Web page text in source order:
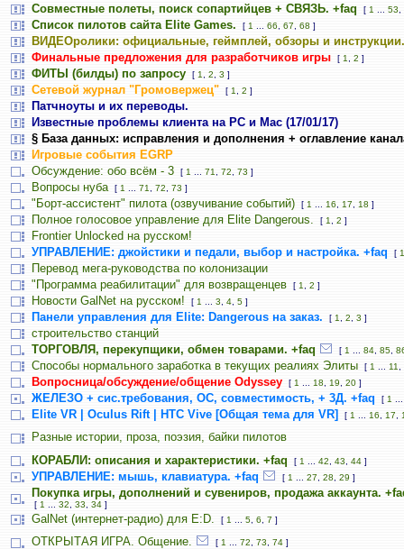
Совместные полеты, поиск сопартийцев + СВЯЗЬ. +faq [ 1 53
Список пилотов сайта Elite Games. [ 1 66 67 68 ]
ВИДЕОролики: официальные, геймплей, обзоры и инструкции.
Финальные предложения для разработчиков игры
[ 1 2 ]
ФИТЫ (билды) по запросу [ 1 2 3 ]
Сетевой журнал "Громовержец" [ 1 2 ]
Патчноуты и их переводы.
Известные проблемы клиента на PC и Mac (17/01/17)
§ База данных: исправления и дополнения + оглавление
Игровые события EGRP
Обсуждение: обо всём - 3
[ 1 71 72 73 ]
Вопросы нуба [ 1 71 72 73 ]
"Борт-ассистент" пилота (озвучивание событий) [ 1 16 17 18 ]
Полное голосовое управление для Elite Dangerous. [ 1 2 ]
Frontier Unlocked на русском!
УПРАВЛЕНИЕ: джойстики и педали, выбор и настройка. +faq
[ 1
Перевод мега-руководства по колонизации
"Программа реабилитации" для возвращенцев
[ 1 2 ]
Новости GalNet на русском! [ 1 3 4 5 ]
Панели управления для Elite: Dangerous на заказ. [ 1 2 3 ]
строительство станций
ТОРГОВЛЯ, перекупщики, обмен товарами. +faq
[ 1 84 85
Способы нормального заработка в текущих реалиях Элиты [ 1 11
Вопросница/обсуждение/общение Odyssey [ 1 18 19 20 ]
ЖЕЛЕЗО + сис.требования, ОС, совместимость, + 3Д. +faq [ 1
Elite VR | Oculus Rift | HTC Vive [Общая тема для VR] [ 1 16 17
Разные истории, проза, поэзия, байки пилотов
КОРАБЛИ: описания и характеристики. +faq
[ 1 42 43 44 ]
УПРАВЛЕНИЕ: мышь, клавиатура. +faq [ 1 27 28 29 ]
Покупка игры, дополнений и сувениров, продажа аккаунта.
[ 1 32 33 34 ]
GalNet (интернет-радио) для E:D. [ 1 5 6 7 ]
ОТКРЫТАЯ ИГРА. Общение. [ 1 72 73 74 ]